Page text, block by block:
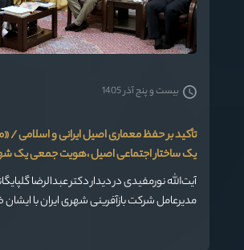
تأکید بر حفظ معماری اصیل ایرانی و اسلامی /
یک ساختار اجتماعی اصیل ،هویت جمعی یک
آیت‌الله نورمفیدی در دیدار دکتر عبدالرضا
مدیرعامل شرکت بازآفرینی شهری ایران با ایشان
از روند کنونی ساخت‌وسازها، بر لزوم حفظ و
اصیل ایرانی تأکید کردند. ایشان خاطرنشان
بیست و پنج آذر 1405